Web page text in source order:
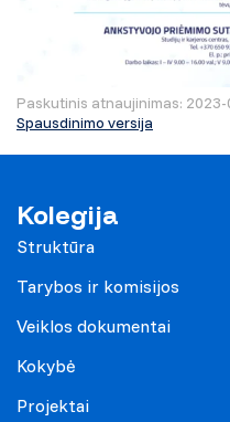
Paskutinis atnaujinimas:
Spausdinimo versija
Kolegija
Struktūra
Tarybos ir komisijos
Veiklos dokumentai
Kokybė
Projektai